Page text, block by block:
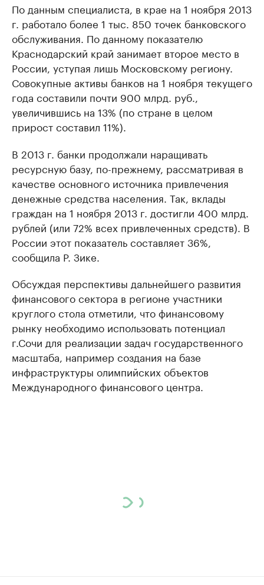
По данным специалиста, в крае на 1 ноября 2013
г. работало более 1 тыс. 850 точек банковского
обслуживания. По данному показателю
Краснодарский край занимает второе место в
России, уступая лишь Московскому региону.
Совокупные активы банков на 1 ноября текущего
года составили почти 900 млрд. руб.,
увеличившись на 13% (по стране в целом
прирост составил 11%).
В 2013 г. банки продолжали наращивать
ресурсную базу, по-прежнему, рассматривая в
качестве основного источника привлечения
денежные средства населения. Так, вклады
граждан на 1 ноября 2013 г. достигли 400 млрд.
рублей (или 72% всех привлеченных средств). В
России этот показатель составляет 36%,
сообщила Р. Зике.
Обсуждая перспективы дальнейшего развития
финансового сектора в регионе участники
круглого стола отметили, что финансовому
рынку необходимо использовать потенциал
г.Сочи для реализации задач государственного
масштаба, например создания на базе
инфраструктуры олимпийских объектов
Международного финансового центра.